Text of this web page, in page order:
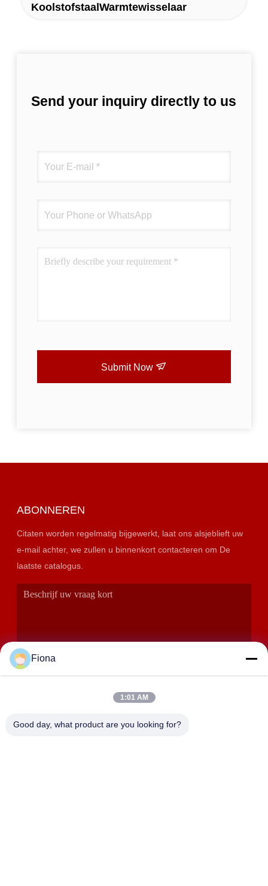
KoolstofstaalWarmtewisselaar
Send your inquiry directly to us
Submit Now
ABONNEREN
Citaten worden regelmatig bijgewerkt, laat ons alsjeblieft uw
e-mail achter, we zullen u binnenkort contacteren om De
laatste catalogus.
Fiona
1:01 AM
Good day, what product are you looking for?